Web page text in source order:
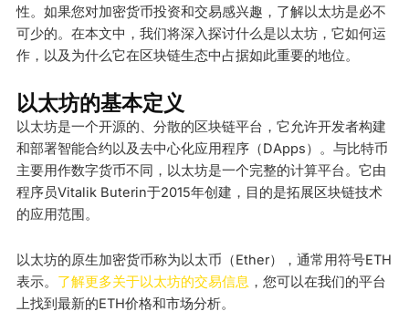
性。如果您对加密货币投资和交易感兴趣，了解以太坊是必不
可少的。在本文中，我们将深入探讨什么是以太坊，它如何运
作，以及为什么它在区块链生态中占据如此重要的地位。
以太坊的基本定义
以太坊是一个开源的、分散的区块链平台，它允许开发者构建
和部署智能合约以及去中心化应用程序（DApps）。与比特币
主要用作数字货币不同，以太坊是一个完整的计算平台。它由
程序员Vitalik Buterin于2015年创建，目的是拓展区块链技术
的应用范围。
以太坊的原生加密货币称为以太币（Ether），通常用符号ETH
表示。 了解更多关于以太坊的交易信息 ，您可以在我们的平台
上找到最新的ETH价格和市场分析。